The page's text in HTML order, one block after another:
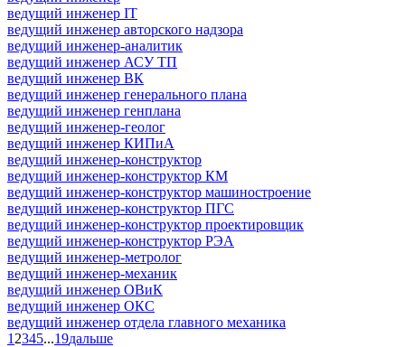
ведущий инженер IT
ведущий инженер авторского надзора
ведущий инженер-аналитик
ведущий инженер АСУ ТП
ведущий инженер ВК
ведущий инженер генерального плана
ведущий инженер генплана
ведущий инженер-геолог
ведущий инженер КИПиА
ведущий инженер-конструктор
ведущий инженер-конструктор КМ
ведущий инженер-конструктор машиностроение
ведущий инженер-конструктор ПГС
ведущий инженер-конструктор проектировщик
ведущий инженер-конструктор РЭА
ведущий инженер-метролог
ведущий инженер-механик
ведущий инженер ОВиК
ведущий инженер ОКС
ведущий инженер отдела главного механика
1 2345...19дальше